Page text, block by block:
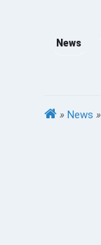
News
» News »